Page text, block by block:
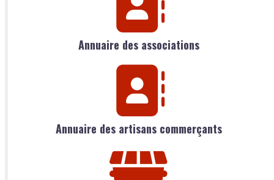
Annuaire des associations
Annuaire des artisans commerçants